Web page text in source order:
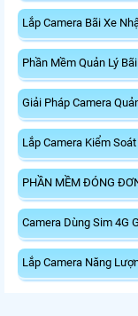
Lắp Camera Bãi Xe
Phần Mềm Quản Lý
Giải Pháp Camera
Lắp Camera Kiểm
PHẦN MỀM ĐÓNG
Camera Dùng Sim 4G
Lắp Camera Năng